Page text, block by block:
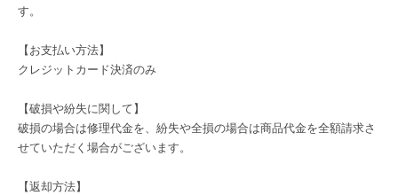
す。
【お支払い方法】
クレジットカード決済のみ
【破損や紛失に関して】
破損の場合は修理代金を、紛失や全損の場合は商品代金を全額請求さ
せていただく場合がございます。
【返却方法】